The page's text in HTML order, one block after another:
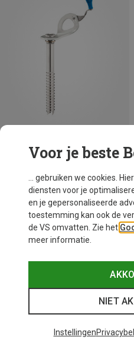
Maten
Laser Speed ijsschroef
21CM 17CM
Voor je beste
... gebruiken we cookies.
diensten voor je
en je gepersonaliseerde
toestemming kan ook de
de VS omvatten. Zie het
meer informatie.
NIET
Instellingen